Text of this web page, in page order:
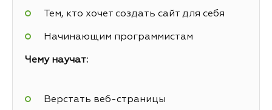
Тем, кто хочет создать сайт для себя
Начинающим программистам
Чему научат:
Верстать веб-страницы